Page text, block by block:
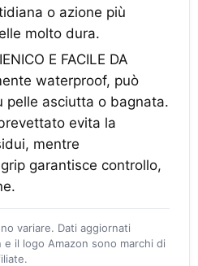
o azione più
molto dura.
E FACILE DA
waterproof, può
pelle asciutta o bagnata.
evita la
mentre
garantisce controllo,
variare. Dati aggiornati
e il logo Amazon sono marchi di